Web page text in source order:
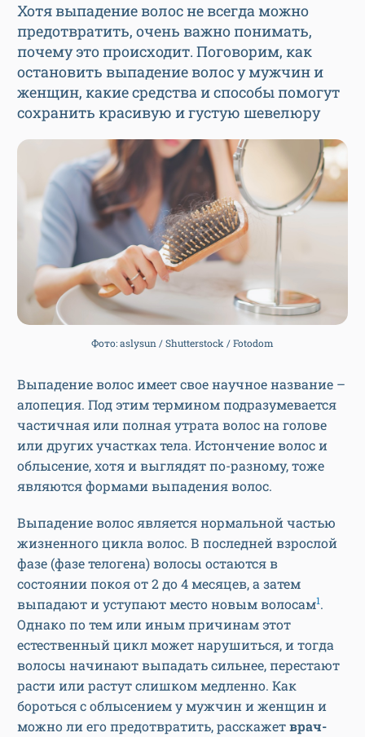
Хотя выпадение волос не всегда можно
предотвратить, очень важно понимать,
почему это происходит. Поговорим, как
остановить выпадение волос у мужчин и
женщин, какие средства и способы помогут
сохранить красивую и густую шевелюру
Фото: aslysun / Shutterstock / Fotodom
Выпадение волос имеет свое научное название –
алопеция. Под этим термином подразумевается
частичная или полная утрата волос на голове
или других участках тела. Истончение волос и
облысение, хотя и выглядят по-разному, тоже
являются формами выпадения волос.
Выпадение волос является нормальной частью
жизненного цикла волос. В последней взрослой
фазе (фазе телогена) волосы остаются в
состоянии покоя от 2 до 4 месяцев, а затем
выпадают и уступают место новым волосам1.
Однако по тем или иным причинам этот
естественный цикл может нарушиться, и тогда
волосы начинают выпадать сильнее, перестают
расти или растут слишком медленно. Как
бороться с облысением у мужчин и женщин и
можно ли его предотвратить, расскажетврач-